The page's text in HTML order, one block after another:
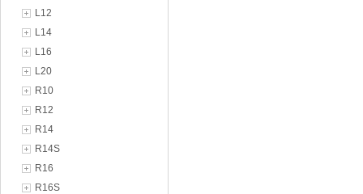
L12
L14
L16
L20
R10
R12
R14
R14S
R16
R16S